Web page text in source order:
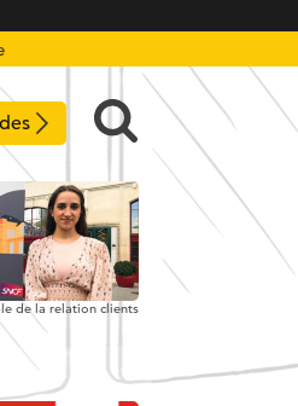
de la relation clients